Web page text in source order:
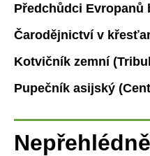
Předchůdci Evropanů
Čarodějnictví v
Kotvičník zemní
Pupečník asijský